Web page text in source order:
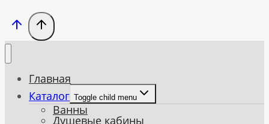
Главная
Каталог Toggle child menu
Ванны
Душевые кабины